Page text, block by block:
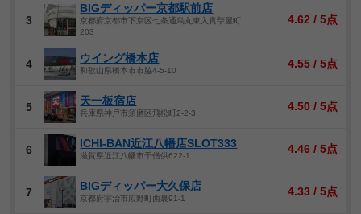
3
BIGディッパー京都駅前店
京都府京都市下京区七条通烏丸東入真苧屋町
203
4.62 / 5点
4 ウイング橋本店
和歌山県橋本市市脇4-5-10
4.55 / 5点
5 天一板宿店
兵庫県神戸市須磨区飛松町2-2-3
4.50 / 5点
6 ICHI-BAN近江八幡店SLOT333
滋賀県近江八幡市千僧供622-1
4.46 / 5点
7 BIGディッパー大久保店
京都府宇治市広野町西裏91-1
4.33 / 5点